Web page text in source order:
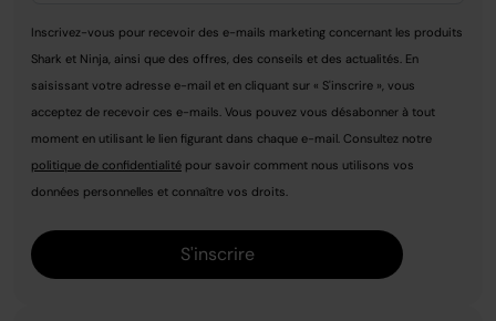
Inscrivez-vous pour recevoir des e-mails marketing concernant les produits
Shark et Ninja, ainsi que des offres, des conseils et des actualités. En
saisissant votre adresse e-mail et en cliquant sur « S'inscrire », vous
acceptez de recevoir ces e-mails. Vous pouvez vous désabonner à tout
moment en utilisant le lien figurant dans chaque e-mail. Consultez notre
politique de confidentialité pour savoir comment nous utilisons vos
données personnelles et connaître vos droits.
S'inscrire